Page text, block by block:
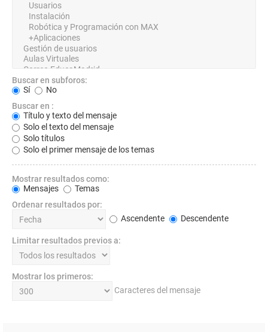
Buscar en subforos:
Sí
No
Buscar en :
Título y texto del mensaje
Solo el texto del mensaje
Solo títulos
Solo el primer mensaje de los temas
Mostrar resultados como:
Mensajes
Temas
Ordenar resultados por:
Ascendente
Descendente
Limitar resultados previos a:
Mostrar los primeros:
Caracteres del mensaje